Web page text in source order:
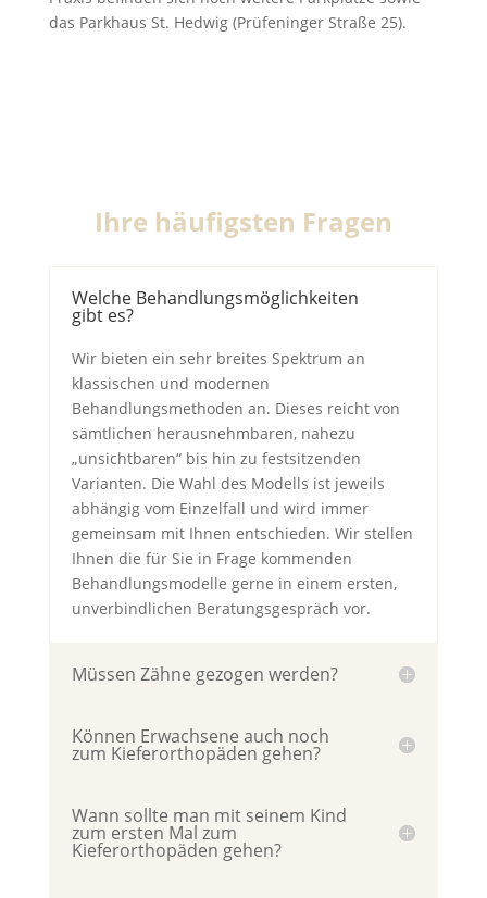
das Parkhaus St. Hedwig (Prüfeninger Straße 25).
Ihre häufigsten Fragen
Welche Behandlungsmöglichkeiten
gibt es?
Wir bieten ein sehr breites Spektrum an
klassischen und modernen
Behandlungsmethoden an. Dieses reicht von
sämtlichen herausnehmbaren, nahezu
„unsichtbaren“ bis hin zu festsitzenden
Varianten. Die Wahl des Modells ist jeweils
abhängig vom Einzelfall und wird immer
gemeinsam mit Ihnen entschieden. Wir stellen
Ihnen die für Sie in Frage kommenden
Behandlungsmodelle gerne in einem ersten,
unverbindlichen Beratungsgespräch vor.
Müssen Zähne gezogen werden?
Können Erwachsene auch noch
zum Kieferorthopäden gehen?
Wann sollte man mit seinem Kind
zum ersten Mal zum
Kieferorthopäden gehen?